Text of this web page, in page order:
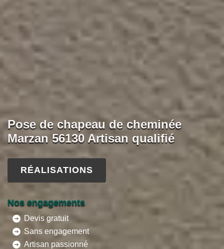
Pose de chapeau de cheminée
Marzan 56130 Artisan qualifié
RÉALISATIONS
Nos engagements
Devis gratuit
Sans engagement
Artisan passionné